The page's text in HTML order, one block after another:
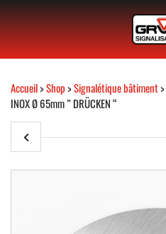
Accueil>Shop>Signalétique bâtiment>
INOX Ø 65mm ” DRÜCKEN “